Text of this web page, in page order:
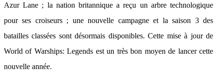
Azur Lane ; la nation britannique a reçu un arbre technologique
pour ses croiseurs ; une nouvelle campagne et la saison 3 des
batailles classées sont désormais disponibles. Cette mise à jour de
World of Warships: Legends est un très bon moyen de lancer cette
nouvelle année.